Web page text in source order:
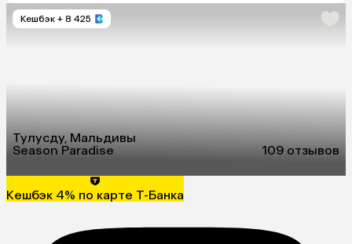
Кешбэк + 8 425
Тулусду, Мальдивы
Season Paradise
109 отзывов
Кешбэк 4% по карте Т-Банка